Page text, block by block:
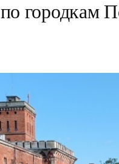
городкам